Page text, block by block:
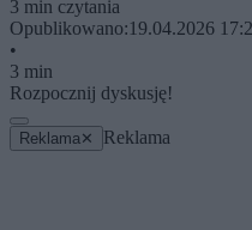
3 min czytania
Opublikowano:19.04.2026
•
3 min
Rozpocznij dyskusję!
Reklama ✕ Reklama